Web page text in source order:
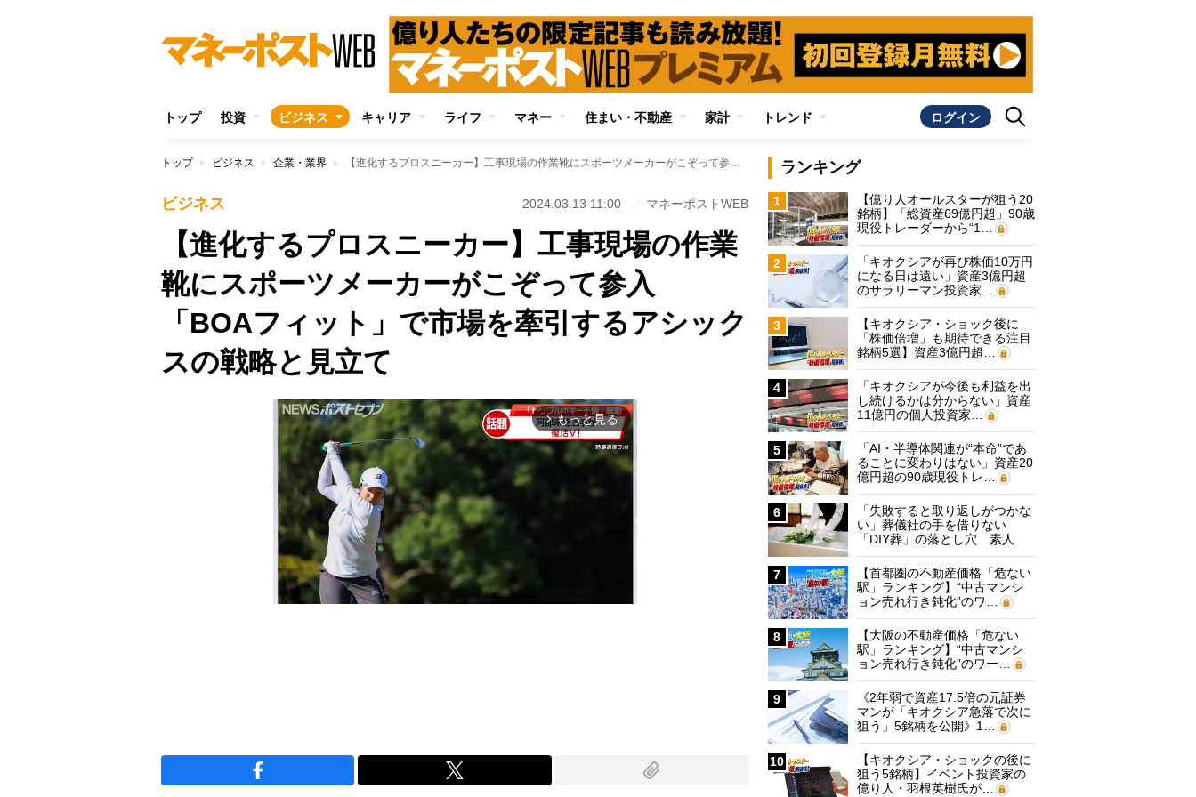
トップ 投資 ビジネス キャリア ライフ マネー 住まい・不動産 家計 トレンド ログイン
トップ ビジネス 企業・業界 【進化するプロスニーカー】工事現場の作業靴にスポーツメーカーがこぞって参入 「BOAフィット」で市場を牽引するアシックスの戦略と見立て
ビジネス 2024.03.13 11:00 マネーポストWEB
【進化するプロスニーカー】工事現場の作業
靴にスポーツメーカーがこぞって参入
「BOAフィット」で市場を牽引するアシック
スの戦略と見立て
arrow_forward_ios もっと見る
ランキング
1
【億り人オールスターが狙う20
銘柄】「総資産69億円超」90歳
現役トレーダーから“1…
2
「キオクシアが再び株価10万円
になる日は遠い」資産3億円超
のサラリーマン投資家…
3
【キオクシア・ショック後に
「株価倍増」も期待できる注目
銘柄5選】資産3億円超…
4
「キオクシアが今後も利益を出
し続けるかは分からない」資産
11億円の個人投資家…
5
「AI・半導体関連が“本命”であ
ることに変わりはない」資産20
億円超の90歳現役トレ…
6
「失敗すると取り返しがつかな
い」葬儀社の手を借りない
「DIY葬」の落とし穴 素人
に…
7
【首都圏の不動産価格「危ない
駅」ランキング】“中古マンシ
ョン売れ行き鈍化”のワ…
8
【大阪の不動産価格「危ない
駅」ランキング】“中古マンシ
ョン売れ行き鈍化”のワー…
9
《2年弱で資産17.5倍の元証券
マンが「キオクシア急落で次に
狙う」5銘柄を公開》1…
10
【キオクシア・ショックの後に
狙う5銘柄】イベント投資家の
億り人・羽根英樹氏が…